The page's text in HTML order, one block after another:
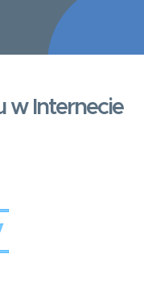
w Internecie